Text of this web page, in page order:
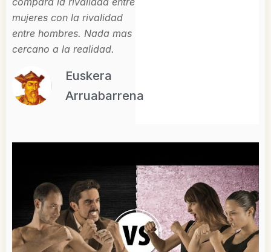
mujeres con la rivalidad
entre hombres. Nada mas
cercano a la realidad.
Euskera
Arruabarrena